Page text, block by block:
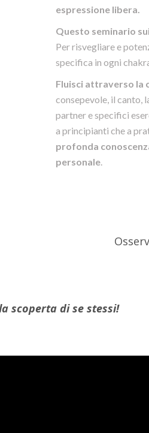
espressione libera.
Questo seminario
Per risvegliare e
specifica in ogni
Fluisci attraverso la
consepevole, il canto,
partner e specifici
a principianti che a
profonda
personale.
scoperta di se stessi!